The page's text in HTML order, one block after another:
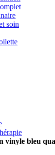
soin
vinyle bleu